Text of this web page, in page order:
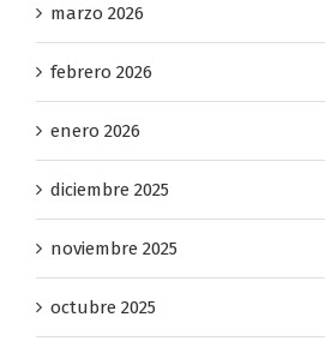
marzo 2026
febrero 2026
enero 2026
diciembre 2025
noviembre 2025
octubre 2025